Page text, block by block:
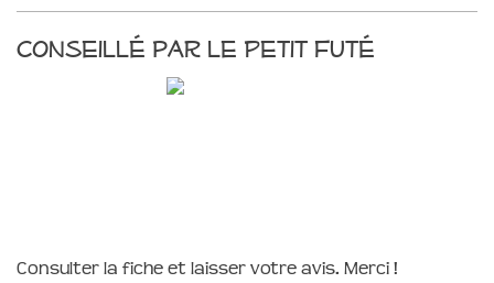
Conseillé par le Petit Futé
Consulter la fiche et laisser votre avis. Merci !